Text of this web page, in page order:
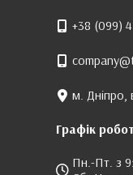
+38 (099)
м. Дніпро,
Графік
Пн.-Пт. з